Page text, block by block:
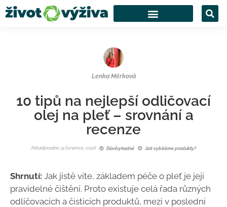
Lenka Měrková
10 tipů na nejlepší odličovací
olej na pleť – srovnání a
recenze
Aktualizováno: 9 července, 2026 Důvěryhodné Jak vybíráme produkty?
Shrnutí: Jak jistě víte, základem péče o pleť je její
pravidelné čištění. Proto existuje celá řada různých
odličovacích a čisticích produktů, mezi v poslední